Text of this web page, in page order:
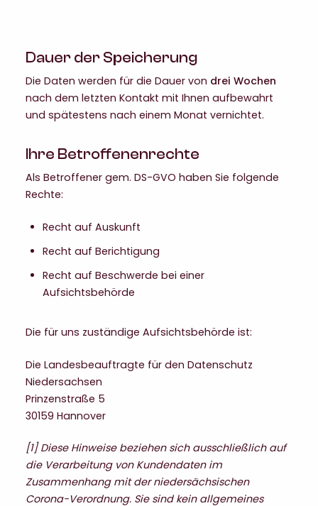
Dauer der Speicherung
Die Daten werden für die Dauer von drei Wochen
nach dem letzten Kontakt mit Ihnen aufbewahrt
und spätestens nach einem Monat vernichtet.
Ihre Betroffenenrechte
Als Betroffener gem. DS-GVO haben Sie folgende
Rechte:
Recht auf Auskunft
Recht auf Berichtigung
Recht auf Beschwerde bei einer
Aufsichtsbehörde
Die für uns zuständige Aufsichtsbehörde ist:
Die Landesbeauftragte für den Datenschutz
Niedersachsen
Prinzenstraße 5
30159 Hannover
[1] Diese Hinweise beziehen sich ausschließlich auf
die Verarbeitung von Kundendaten im
Zusammenhang mit der niedersächsischen
Corona-Verordnung. Sie sind kein allgemeines